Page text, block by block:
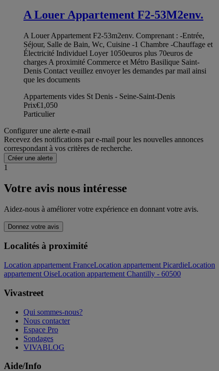
A Louer Appartement F2-53M2env.
A Louer Appartement F2-53m2env. Comprenant : -Entrée,
Séjour, Salle de Bain, Wc, Cuisine -1 Chambre -Chauffage et
Électricité Individuel Loyer 1050euros plus 70euros de
charges A proximité Commerce et Métro Basilique Saint-
Denis Contact veuillez envoyer les demandes par mail ainsi
que les documents
Appartements vides St Denis - Seine-Saint-Denis
Prix€1,050
Particulier
Configurer une alerte e-mail
Recevez des notifications par e-mail pour les nouvelles annonces
correspondant à vos critères de recherche.
Créer une alerte
1
Votre avis nous intéresse
Aidez-nous à améliorer votre expérience en donnant votre avis.
Donnez votre avis
Localités à proximité
Location appartement FranceLocation appartement PicardieLocation
appartement OiseLocation appartement Chantilly - 60500
Vivastreet
Qui sommes-nous?
Nous contacter
Espace Pro
Sondages
VIVABLOG
Aide/Info